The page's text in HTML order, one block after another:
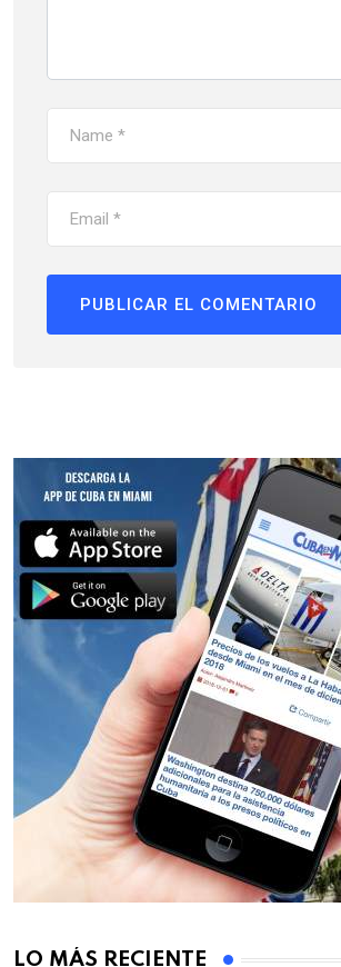
LO MÁS RECIENTE